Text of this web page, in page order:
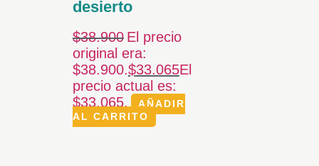
desierto
$38.900 El precio
original era:
$38.900.$33.065El
precio actual es:
$33.065.
AÑADIR
AL CARRITO